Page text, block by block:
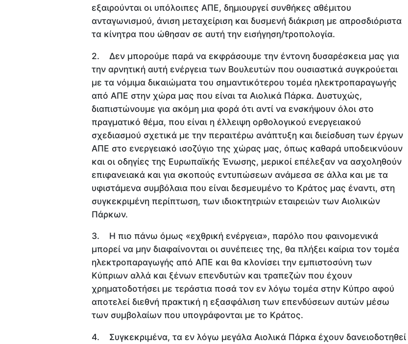
εξαιρούνται οι υπόλοιπες ΑΠΕ, δημιουργεί συνθήκες αθέμιτου
ανταγωνισμού, άνιση μεταχείριση και δυσμενή διάκριση με απροσδιόριστα
τα κίνητρα που ώθησαν σε αυτή την εισήγηση/τροπολογία.
2. Δεν μπορούμε παρά να εκφράσουμε την έντονη δυσαρέσκεια μας για
την αρνητική αυτή ενέργεια των Βουλευτών που ουσιαστικά συγκρούεται
με τα νόμιμα δικαιώματα του σημαντικότερου τομέα ηλεκτροπαραγωγής
από ΑΠΕ στην χώρα μας που είναι τα Αιολικά Πάρκα. Δυστυχώς,
διαπιστώνουμε για ακόμη μια φορά ότι αντί να ενσκήψουν όλοι στο
πραγματικό θέμα, που είναι η έλλειψη ορθολογικού ενεργειακού
σχεδιασμού σχετικά με την περαιτέρω ανάπτυξη και διείσδυση των έργων
ΑΠΕ στο ενεργειακό ισοζύγιο της χώρας μας, όπως καθαρά υποδεικνύουν
και οι οδηγίες της Ευρωπαϊκής Ένωσης, μερικοί επέλεξαν να ασχοληθούν
επιφανειακά και για σκοπούς εντυπώσεων ανάμεσα σε άλλα και με τα
υφιστάμενα συμβόλαια που είναι δεσμευμένο το Κράτος μας έναντι, στη
συγκεκριμένη περίπτωση, των ιδιοκτητριών εταιρειών των Αιολικών
Πάρκων.
3. Η πιο πάνω όμως «εχθρική ενέργεια», παρόλο που φαινομενικά
μπορεί να μην διαφαίνονται οι συνέπειες της, θα πλήξει καίρια τον τομέα
ηλεκτροπαραγωγής από ΑΠΕ και θα κλονίσει την εμπιστοσύνη των
Κύπριων αλλά και ξένων επενδυτών και τραπεζών που έχουν
χρηματοδοτήσει με τεράστια ποσά τον εν λόγω τομέα στην Κύπρο αφού
αποτελεί διεθνή πρακτική η εξασφάλιση των επενδύσεων αυτών μέσω
των συμβολαίων που υπογράφονται με το Κράτος.
4. Συγκεκριμένα, τα εν λόγω μεγάλα Αιολικά Πάρκα έχουν δανειοδοτηθεί